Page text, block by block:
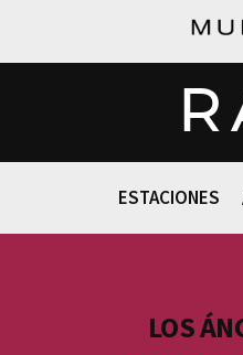
ESTACIONES
LOS